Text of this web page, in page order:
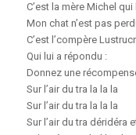
C’est la mère Michel
Mon chat n’est pas
C’est l’compère
Qui lui a répondu :
Donnez une
Sur l’air du tra la la la
Sur l’air du tra la la la
Sur l’air du tra déridéra